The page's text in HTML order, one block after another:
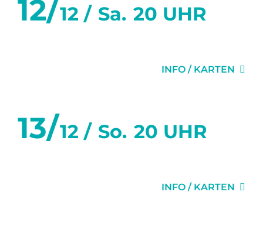
12/12 / Sa. 20 UHR
INFO / KARTEN
13/12 / So. 20 UHR
INFO / KARTEN